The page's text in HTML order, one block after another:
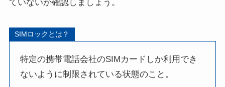
ていないか確認しましょう。
SIMロックとは？
特定の携帯電話会社のSIMカードしか利用でき
ないように制限されている状態のこと。